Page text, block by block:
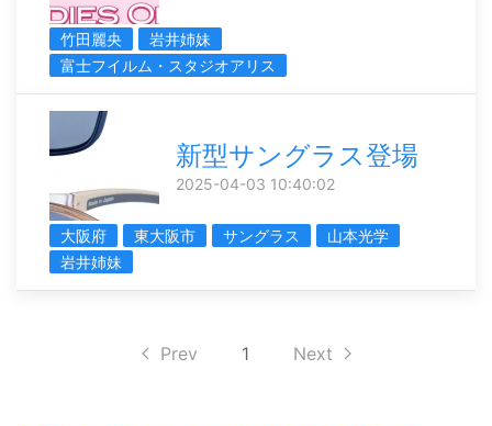
竹田麗央
岩井姉妹
富士フイルム・スタジオアリス
新型サングラス登場
2025-04-03 10:40:02
大阪府 東大阪市 サングラス
山本光学
岩井姉妹
Prev 1 Next